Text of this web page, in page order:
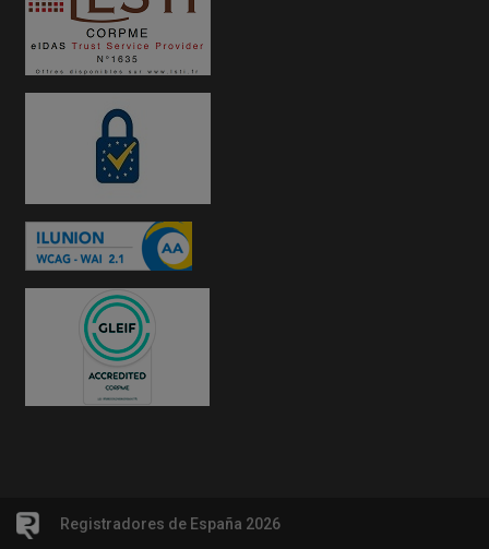
Registradores de España 2026